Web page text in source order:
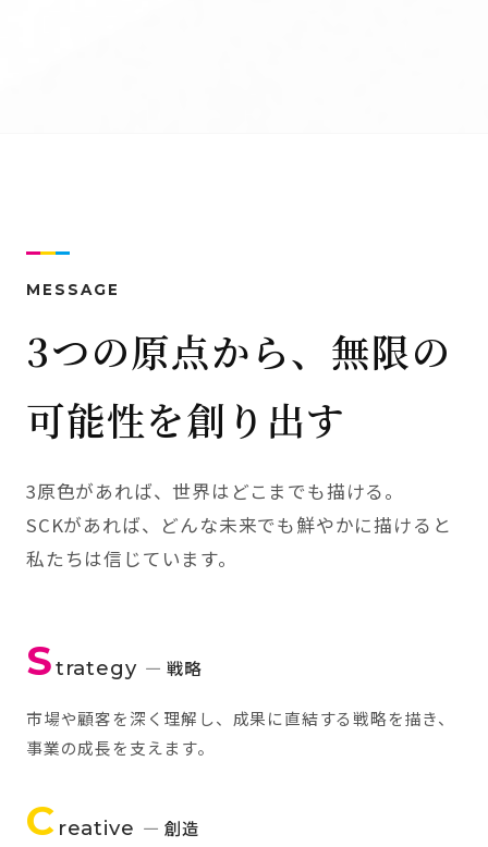
MESSAGE
3つの原点から、無限の
可能性を創り出す
3原色があれば、世界はどこまでも描ける。
SCKがあれば、どんな未来でも鮮やかに描けると
私たちは信じています。
Strategy — 戦略
市場や顧客を深く理解し、成果に直結する戦略を描き、
事業の成長を支えます。
C reative — 創造